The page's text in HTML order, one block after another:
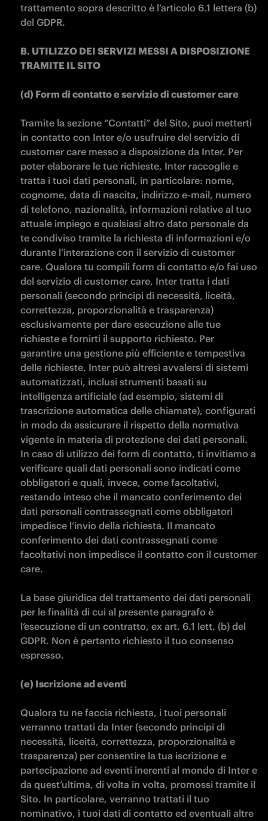
trattamento sopra descritto è l’articolo 6.1 lettera (b)
del GDPR.
B. UTILIZZO DEI SERVIZI MESSI A DISPOSIZIONE
TRAMITE IL SITO
(d) Form di contatto e servizio di customer care
Tramite la sezione “Contatti” del Sito, puoi metterti
in contatto con Inter e/o usufruire del servizio di
customer care messo a disposizione da Inter. Per
poter elaborare le tue richieste, Inter raccoglie e
tratta i tuoi dati personali, in particolare: nome,
cognome, data di nascita, indirizzo e-mail, numero
di telefono, nazionalità, informazioni relative al tuo
attuale impiego e qualsiasi altro dato personale da
te condiviso tramite la richiesta di informazioni e/o
durante l’interazione con il servizio di customer
care. Qualora tu compili form di contatto e/o fai uso
del servizio di customer care, Inter tratta i dati
personali (secondo principi di necessità, liceità,
correttezza, proporzionalità e trasparenza)
esclusivamente per dare esecuzione alle tue
richieste e fornirti il supporto richiesto. Per
garantire una gestione più efficiente e tempestiva
delle richieste, Inter può altresì avvalersi di sistemi
automatizzati, inclusi strumenti basati su
intelligenza artificiale (ad esempio, sistemi di
trascrizione automatica delle chiamate), configurati
in modo da assicurare il rispetto della normativa
vigente in materia di protezione dei dati personali.
In caso di utilizzo dei form di contatto, ti invitiamo a
verificare quali dati personali sono indicati come
obbligatori e quali, invece, come facoltativi,
restando inteso che il mancato conferimento dei
dati personali contrassegnati come obbligatori
impedisce l’invio della richiesta. Il mancato
conferimento dei dati contrassegnati come
facoltativi non impedisce il contatto con il customer
care.
La base giuridica del trattamento dei dati personali
per le finalità di cui al presente paragrafo è
l’esecuzione di un contratto, ex art. 6.1 lett. (b) del
GDPR. Non è pertanto richiesto il tuo consenso
espresso.
(e) Iscrizione ad eventi
Qualora tu ne faccia richiesta, i tuoi personali
verranno trattati da Inter (secondo principi di
necessità, liceità, correttezza, proporzionalità e
trasparenza) per consentire la tua iscrizione e
partecipazione ad eventi inerenti al mondo di Inter e
da quest’ultima, di volta in volta, promossi tramite il
Sito. In particolare, verranno trattati il tuo
nominativo, i tuoi dati di contatto ed eventuali altre